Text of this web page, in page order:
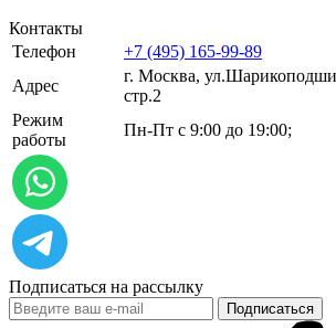
Контакты
Телефон
+7 (495) 165-99-89
Адрес
г. Москва,
стр.2
Режим
работы
Пн-Пт с 9:00 до 19:00;
Подписаться на рассылку
Подписаться